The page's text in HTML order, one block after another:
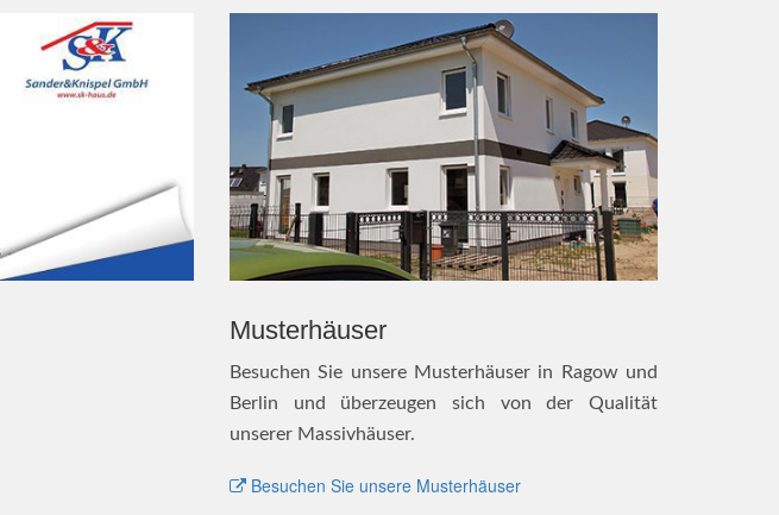
Musterhäuser
Besuchen Sie unsere Musterhäuser in Ragow und
Berlin und überzeugen sich von der Qualität
unserer Massivhäuser.
Besuchen Sie unsere Musterhäuser